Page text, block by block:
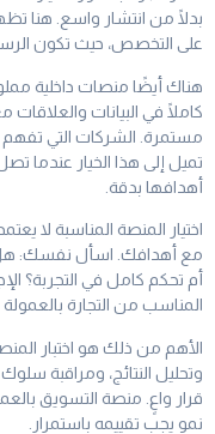
بدلًا من انتشار واسع. هنا
على التخصص، حيث تكون
هناك أيضًا منصات داخلية
كاملًا في البيانات والعلاقات
مستمرة. الشركات التي
تميل إلى هذا الخيار عندما
أهدافها بدقة.
اختيار المنصة المناسبة لا
مع أهدافك. اسأل نفسك: هل
أم تحكم كامل في التجربة؟
المناسب من التجارة
الأهم من ذلك هو اختبار
وتحليل النتائج، ومراقبة
قرار واعٍ. منصة التسويق
نمو يجب تقييمه باستمرار.